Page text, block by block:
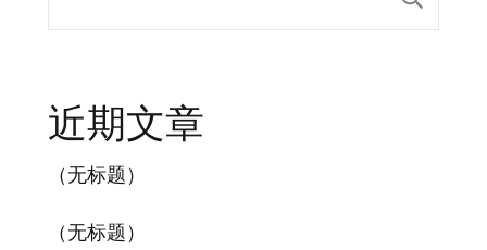
近期文章
（无标题）
（无标题）